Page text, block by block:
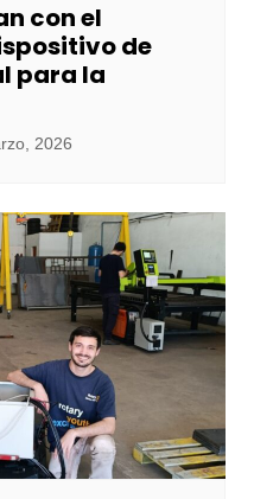
con el
de
para la
2026